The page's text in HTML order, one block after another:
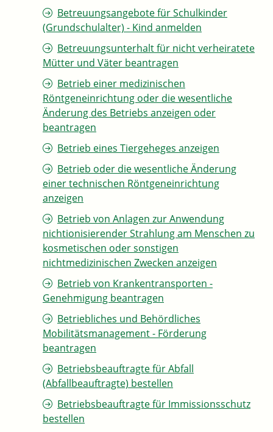
Betreuungsangebote für Schulkinder
(Grundschulalter) - Kind anmelden
Betreuungsunterhalt für nicht verheiratete
Mütter und Väter beantragen
Betrieb einer medizinischen
Röntgeneinrichtung oder die wesentliche
Änderung des Betriebs anzeigen oder
beantragen
Betrieb eines Tiergeheges anzeigen
Betrieb oder die wesentliche Änderung
einer technischen Röntgeneinrichtung
anzeigen
Betrieb von Anlagen zur Anwendung
nichtionisierender Strahlung am Menschen zu
kosmetischen oder sonstigen
nichtmedizinischen Zwecken anzeigen
Betrieb von Krankentransporten -
Genehmigung beantragen
Betriebliches und Behördliches
Mobilitätsmanagement - Förderung
beantragen
Betriebsbeauftragte für Abfall
(Abfallbeauftragte) bestellen
Betriebsbeauftragte für Immissionsschutz
bestellen